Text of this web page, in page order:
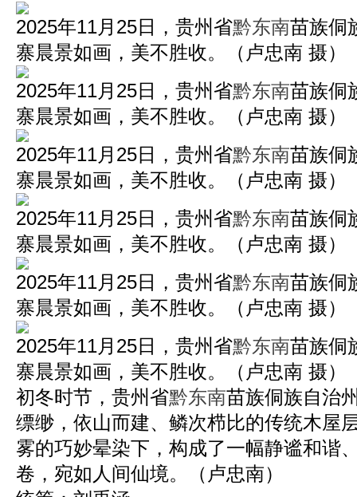
2025年11月25日，贵州省黔东南苗族侗
寨晨景如画，美不胜收。（卢忠南 摄）
2025年11月25日，贵州省黔东南苗族侗
寨晨景如画，美不胜收。（卢忠南 摄）
2025年11月25日，贵州省黔东南苗族侗
寨晨景如画，美不胜收。（卢忠南 摄）
2025年11月25日，贵州省黔东南苗族侗
寨晨景如画，美不胜收。（卢忠南 摄）
2025年11月25日，贵州省黔东南苗族侗
寨晨景如画，美不胜收。（卢忠南 摄）
2025年11月25日，贵州省黔东南苗族侗
寨晨景如画，美不胜收。（卢忠南 摄）
初冬时节，贵州省黔东南苗族侗族自治
缥缈，依山而建、鳞次栉比的传统木屋
雾的巧妙晕染下，构成了一幅静谧和谐
卷，宛如人间仙境。（卢忠南）